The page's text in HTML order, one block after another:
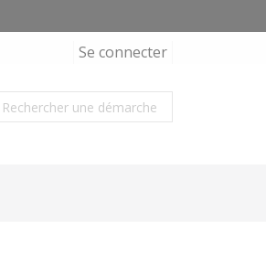
Se connecter